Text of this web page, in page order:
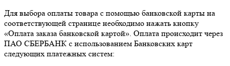
Для выбора оплаты товара с помощью банковской карты на
соответствующей странице необходимо нажать кнопку
«Оплата заказа банковской картой». Оплата происходит через
ПАО СБЕРБАНК с использованием Банковских карт
следующих платежных систем: